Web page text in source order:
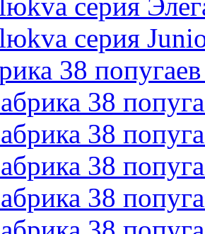
серия
серия
38
38
38
38
38